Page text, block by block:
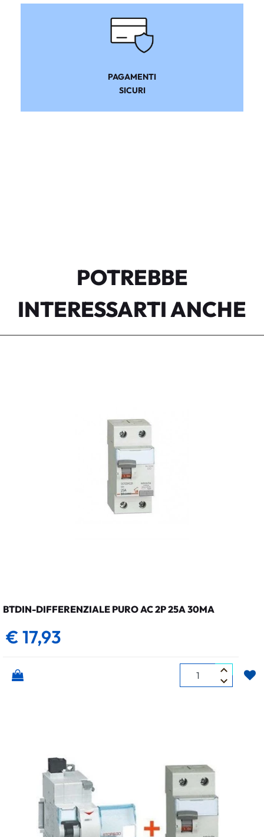
PAGAMENTI
SICURI
POTREBBE
INTERESSARTI ANCHE
BTDIN-DIFFERENZIALE PURO AC 2P 25A 30MA
€ 17,93
Quantità